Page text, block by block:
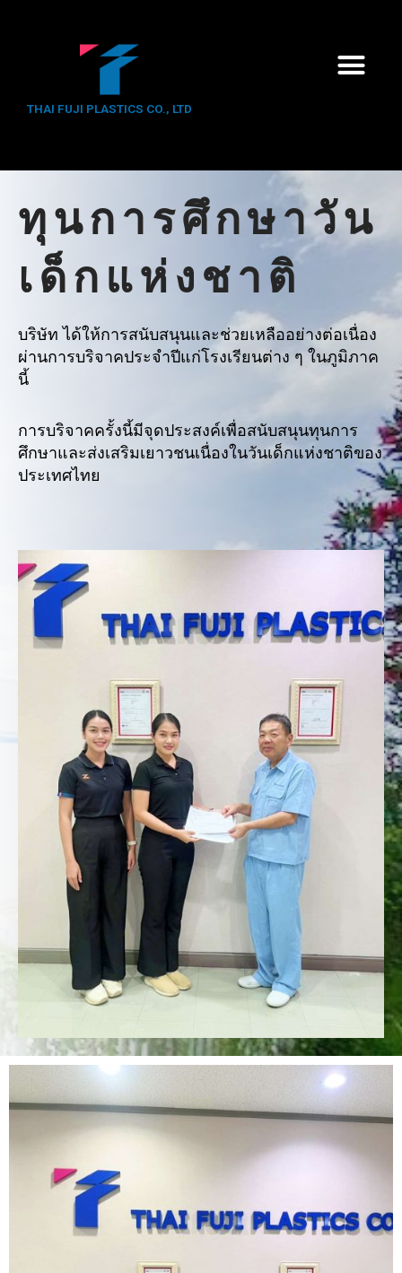
THAI FUJI PLASTICS CO., LTD
ทุนการศึกษาวัน
เด็กแห่งชาติ
บริษัท ได้ให้การสนับสนุนและช่วยเหลืออย่างต่อเนื่อง
ผ่านการบริจาคประจำปีแก่โรงเรียนต่าง ๆ ในภูมิภาค
นี้
การบริจาคครั้งนี้มีจุดประสงค์เพื่อสนับสนุนทุนการ
ศึกษาและส่งเสริมเยาวชนเนื่องในวันเด็กแห่งชาติของ
ประเทศไทย